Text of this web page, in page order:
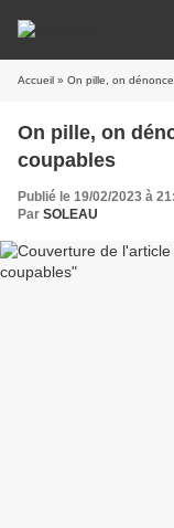
Accueil » On pille, on
On pille, on
coupables
Publié le 19/02/2023 à
Par SOLEAU